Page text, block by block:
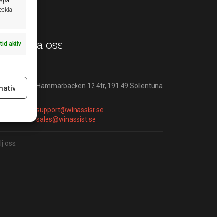
aktiv oss
Hammarbacken 12 4tr, 191 49 Sollentuna
support@winassist.se
sales@winassist.se
oss: